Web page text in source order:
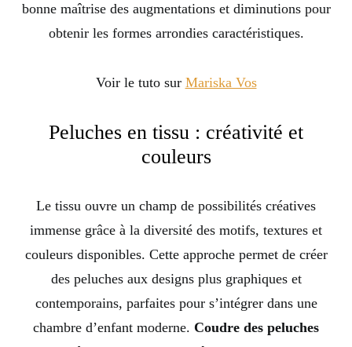
bonne maîtrise des augmentations et diminutions pour
obtenir les formes arrondies caractéristiques.
Voir le tuto sur Mariska Vos
Peluches en tissu : créativité et
couleurs
Le tissu ouvre un champ de possibilités créatives
immense grâce à la diversité des motifs, textures et
couleurs disponibles. Cette approche permet de créer
des peluches aux designs plus graphiques et
contemporains, parfaites pour s’intégrer dans une
chambre d’enfant moderne. Coudre des peluches